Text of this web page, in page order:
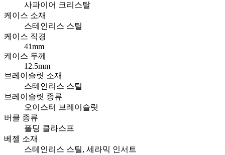
사파이어 크리스탈
케이스 소재
스테인리스 스틸
케이스 직경
41mm
케이스 두께
12.5mm
브레이슬릿 소재
스테인리스 스틸
브레이슬릿 종류
오이스터 브레이슬릿
버클 종류
폴딩 클라스프
베젤 소재
스테인리스 스틸, 세라믹 인서트